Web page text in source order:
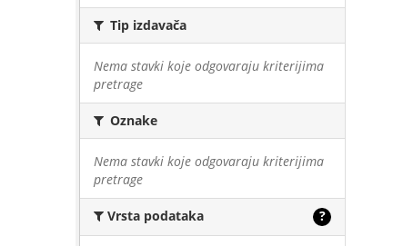
Tip izdavača
Nema stavki koje odgovaraju kriterijima
pretrage
Oznake
Nema stavki koje odgovaraju kriterijima
pretrage
Vrsta podataka ?